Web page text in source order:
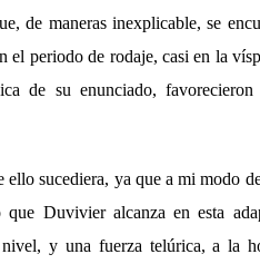
de maneras inexplicable, se
el periodo de rodaje, casi en la
de su enunciado,
sucediera, ya que a mi modo
Duvivier alcanza en esta
y una fuerza telúrica, a la